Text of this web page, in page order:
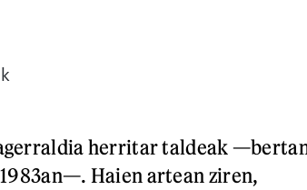
herritar taldeak
Haien artean ziren,